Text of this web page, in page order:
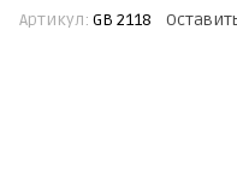
Артикул: GB 2118